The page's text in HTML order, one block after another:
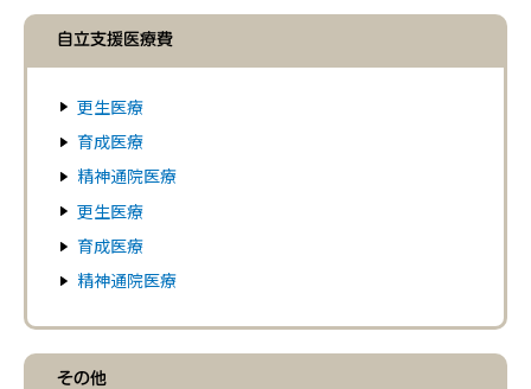
自立支援医療費
更生医療
育成医療
精神通院医療
更生医療
育成医療
精神通院医療
その他